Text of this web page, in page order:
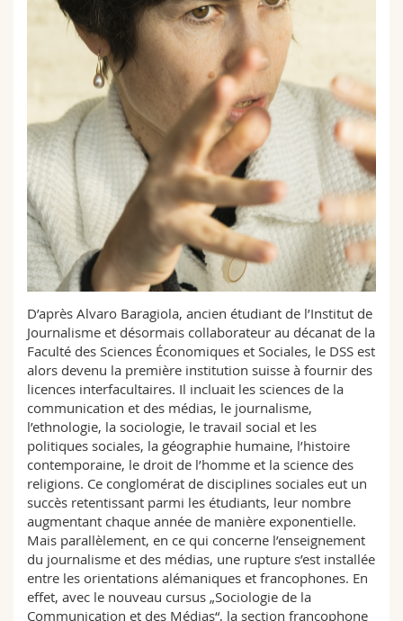
D’après Alvaro Baragiola, ancien étudiant de l’Institut de
Journalisme et désormais collaborateur au décanat de la
Faculté des Sciences Économiques et Sociales, le DSS est
alors devenu la première institution suisse à fournir des
licences interfacultaires. Il incluait les sciences de la
communication et des médias, le journalisme,
l’ethnologie, la sociologie, le travail social et les
politiques sociales, la géographie humaine, l’histoire
contemporaine, le droit de l’homme et la science des
religions. Ce conglomérat de disciplines sociales eut un
succès retentissant parmi les étudiants, leur nombre
augmentant chaque année de manière exponentielle.
Mais parallèlement, en ce qui concerne l’enseignement
du journalisme et des médias, une rupture s’est installée
entre les orientations alémaniques et francophones. En
effet, avec le nouveau cursus „Sociologie de la
Communication et des Médias“, la section francophone